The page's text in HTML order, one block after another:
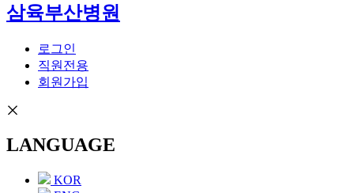
삼육부산병원
로그인
직원전용
회원가입
LANGUAGE
KOR